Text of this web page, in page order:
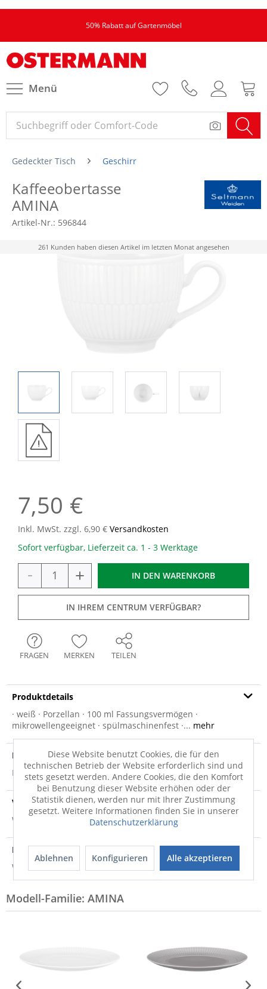
50% Rabatt auf Gartenmöbel
Menü
Gedeckter Tisch Geschirr
Kaffeeobertasse
AMINA
Artikel-Nr.: 596844
261 Kunden haben diesen Artikel im letzten Monat angesehen
7,50 €
Inkl. MwSt. zzgl. 6,90 € Versandkosten
Sofort verfügbar, Lieferzeit ca. 1 - 3 Werktage
- + IN DEN WARENKORB
IN IHREM CENTRUM VERFÜGBAR?
FRAGEN MERKEN TEILEN
Produktdetails
· weiß · Porzellan · 100 ml Fassungsvermögen ·
mikrowellengeeignet · spülmaschinenfest ·... mehr
Produktsicherheit
Produktsicherheit
Versandinfo
Weitere Informationen zum Versand...
Hersteller
Weitere Informationen zum Hersteller...
Modell-Familie: AMINA
Diese Website benutzt Cookies, die für den
technischen Betrieb der Website erforderlich sind und
stets gesetzt werden. Andere Cookies, die den Komfort
bei Benutzung dieser Website erhöhen oder der
Statistik dienen, werden nur mit Ihrer Zustimmung
gesetzt. Weitere Informationen finden Sie in unserer
Datenschutzerklärung
Ablehnen Konfigurieren Alle akzeptieren